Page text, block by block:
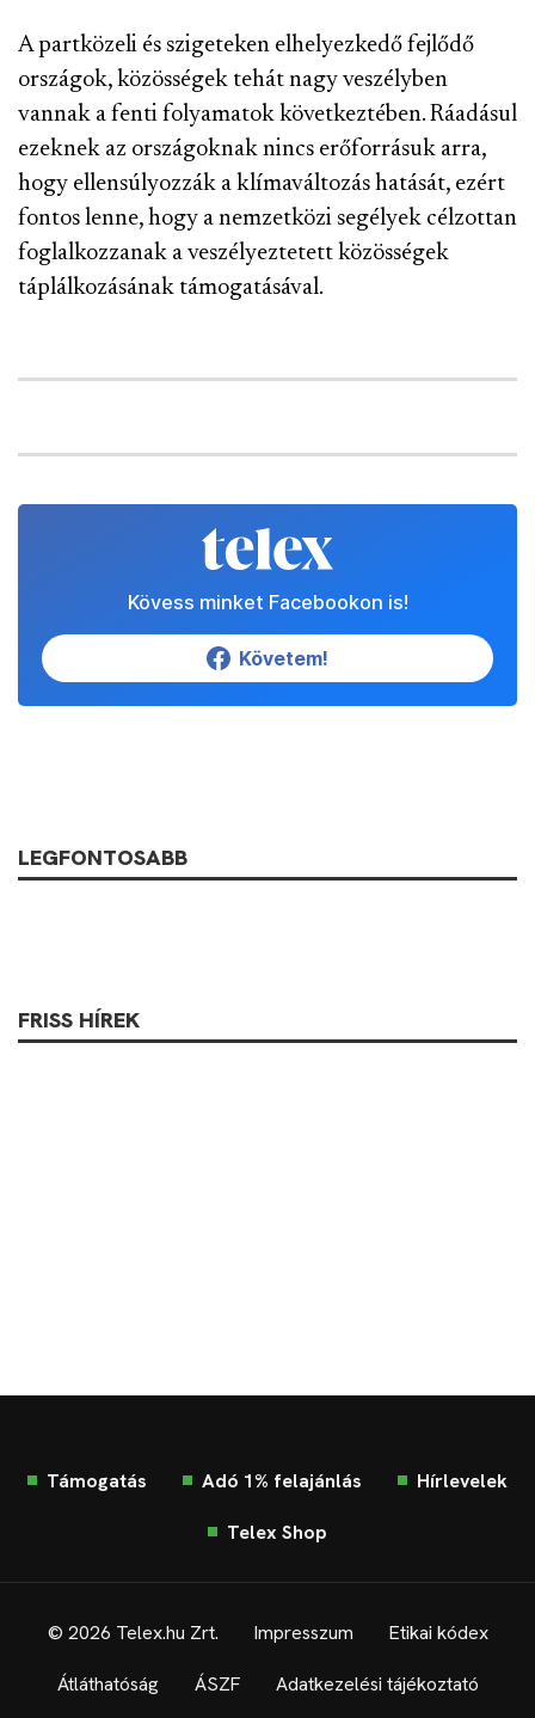
A partközeli és szigeteken elhelyezkedő fejlődő
országok, közösségek tehát nagy veszélyben
vannak a fenti folyamatok következtében. Ráadásul
ezeknek az országoknak nincs erőforrásuk arra,
hogy ellensúlyozzák a klímaváltozás hatását, ezért
fontos lenne, hogy a nemzetközi segélyek célzottan
foglalkozzanak a veszélyeztetett közösségek
táplálkozásának támogatásával.
Kövess minket Facebookon is!
Követem!
LEGFONTOSABB
FRISS HÍREK
Támogatás Adó 1% felajánlás Hírlevelek
Telex Shop
© 2026 Telex.hu Zrt. Impresszum Etikai kódex
Átláthatóság ÁSZF Adatkezelési tájékoztató